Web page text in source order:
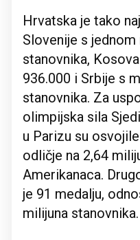
Hrvatska je tako
Slovenije s
stanovnika,
936.000 i Srbije s
stanovnika. Za
olimpijska sila
u Parizu su
odličje na 2,64
Amerikanaca.
je 91 medalju,
milijuna stanovnika.